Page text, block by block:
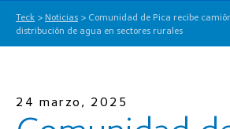
Teck > Noticias > Comunidad de Pica recibe
distribución de agua en sectores rurales
24 marzo, 2025